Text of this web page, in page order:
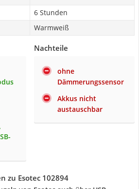
6 Stunden
Warmweiß
Nachteile
ohne
Dämmerungssensor
Akkus nicht
austauschbar
zu Esotec 102894